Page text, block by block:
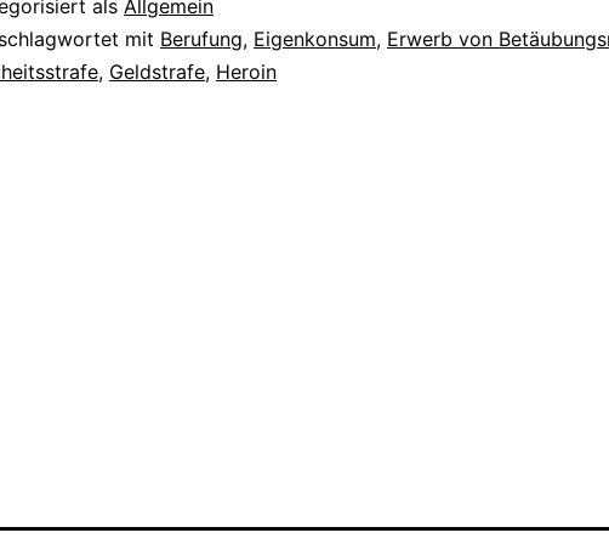
als Allgemein
mit Berufung, Eigenkonsum, Erwerb von
, Geldstrafe, Heroin